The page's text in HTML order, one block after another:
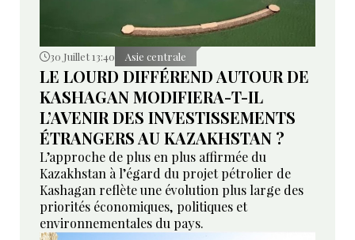
30 Juillet 13:40 Asie centrale
LE LOURD DIFFÉREND AUTOUR DE
KASHAGAN MODIFIERA-T-IL
L’AVENIR DES INVESTISSEMENTS
ÉTRANGERS AU KAZAKHSTAN ?
L’approche de plus en plus affirmée du
Kazakhstan à l’égard du projet pétrolier de
Kashagan reflète une évolution plus large des
priorités économiques, politiques et
environnementales du pays.